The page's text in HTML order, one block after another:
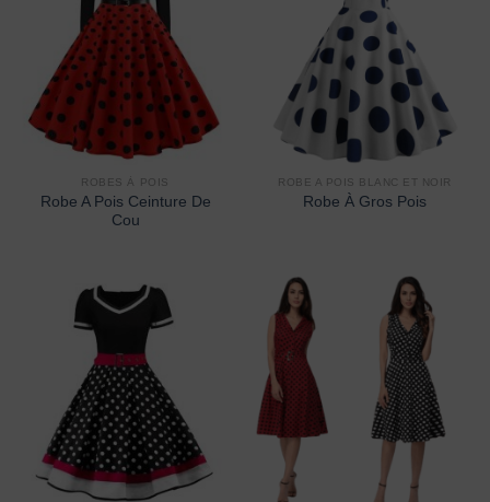
ROBES À POIS
Robe A Pois Ceinture De
Cou
ROBE A POIS BLANC ET NOIR
Robe À Gros Pois